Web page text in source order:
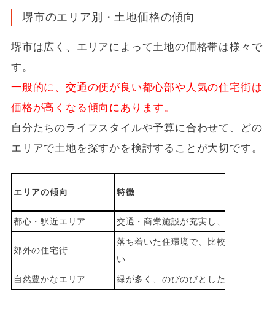
堺市のエリア別・土地価格の傾向
堺市は広く、エリアによって土地の価格帯は様々で
す。
一般的に、交通の便が良い都心部や人気の住宅街は
価格が高くなる傾向にあります。
自分たちのライフスタイルや予算に合わせて、どの
エリアで土地を探すかを検討することが大切です。
エリアの傾向 特徴
都心・駅近エリア 交通・商業施設が充実し、利便性が高
郊外の住宅街
落ち着いた住環境で、比較的広い土地
い
自然豊かなエリア 緑が多く、のびのびとした暮らしが実